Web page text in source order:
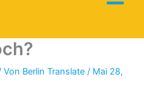
Von Berlin Translate / Mai 28,